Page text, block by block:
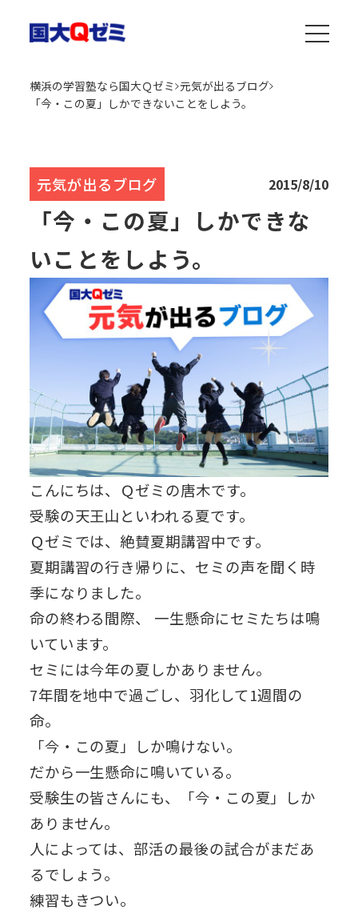
横浜の学習塾なら国大Ｑゼミ 元気が出るブログ
「今・この夏」しかできないことをしよう。
元気が出るブログ 2015/8/10
「今・この夏」しかできな
いことをしよう。
こんにちは、Ｑゼミの唐木です。
受験の天王山といわれる夏です。
Ｑゼミでは、絶賛夏期講習中です。
夏期講習の行き帰りに、セミの声を聞く時
季になりました。
命の終わる間際、 一生懸命にセミたちは鳴
いています。
セミには今年の夏しかありません。
7年間を地中で過ごし、羽化して1週間の
命。
「今・この夏」しか鳴けない。
だから一生懸命に鳴いている。
受験生の皆さんにも、「今・この夏」しか
ありません。
人によっては、部活の最後の試合がまだあ
るでしょう。
練習もきつい。